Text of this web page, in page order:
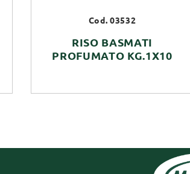
Cod. 03532
RISO BASMATI
PROFUMATO KG.1X10